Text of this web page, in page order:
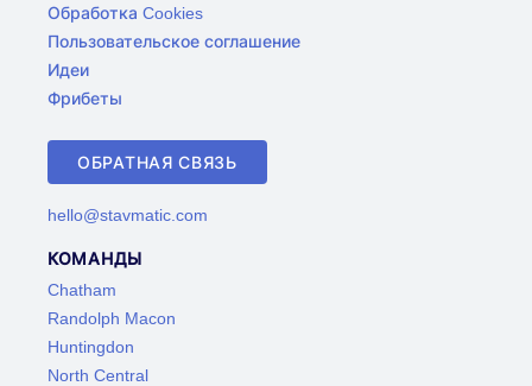
Обработка Cookies
Пользовательское соглашение
Идеи
Фрибеты
ОБРАТНАЯ СВЯЗЬ
hello@stavmatic.com
КОМАНДЫ
Chatham
Randolph Macon
Huntingdon
North Central